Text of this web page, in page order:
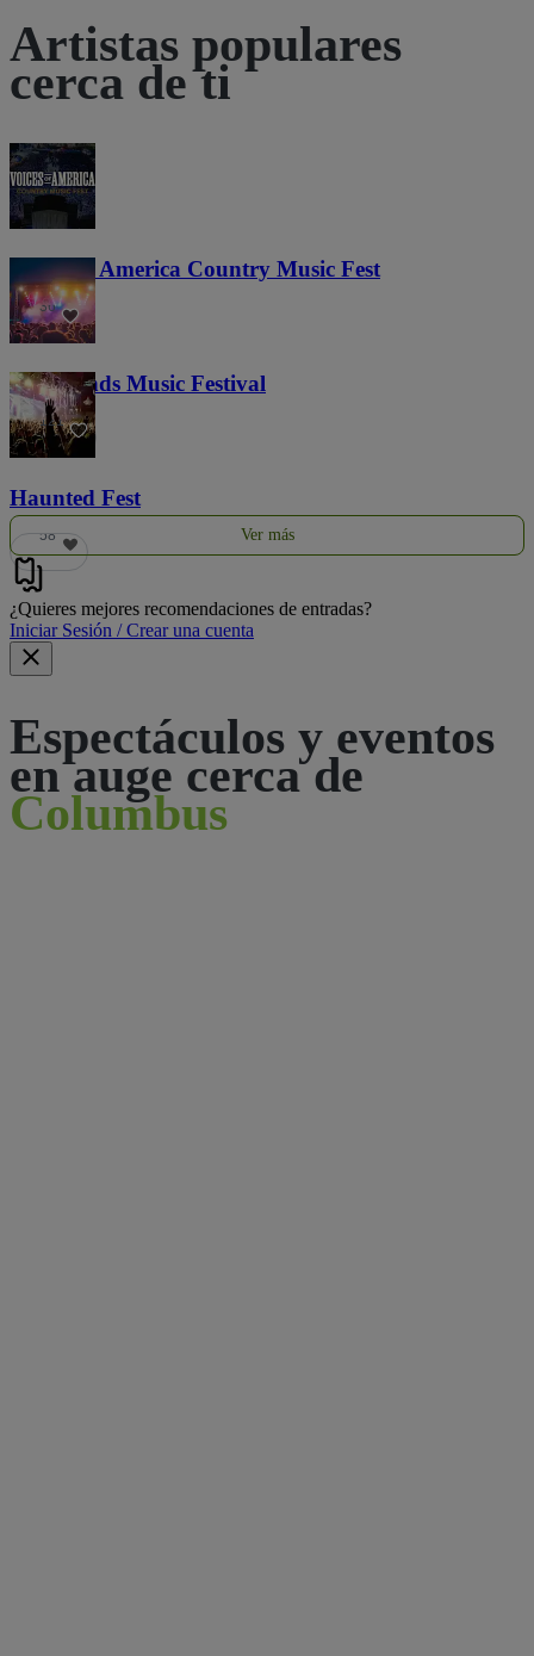
Artistas populares
cerca de ti
Voices of America Country Music Fest
36
Lost Lands Music Festival
121
Haunted Fest
58 Ver más
¿Quieres mejores recomendaciones de entradas?
Iniciar Sesión / Crear una cuenta
Espectáculos y eventos
en auge cerca de
Columbus